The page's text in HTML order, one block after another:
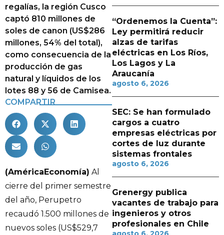
regalías, la región Cusco
captó 810 millones de
soles de canon (US$286
millones, 54% del total),
como consecuencia de la
producción de gas
natural y líquidos de los
lotes 88 y 56 de Camisea.
COMPARTIR
(AméricaEconomía) Al
cierre del primer semestre
del año, Perupetro
recaudó 1.500 millones de
nuevos soles (US$529,7
“Ordenemos la Cuenta”:
Ley permitirá reducir
alzas de tarifas
eléctricas en Los Ríos,
Los Lagos y La
Araucanía
agosto 6, 2026
SEC: Se han formulado
cargos a cuatro
empresas eléctricas por
cortes de luz durante
sistemas frontales
agosto 6, 2026
Grenergy publica
vacantes de trabajo para
ingenieros y otros
profesionales en Chile